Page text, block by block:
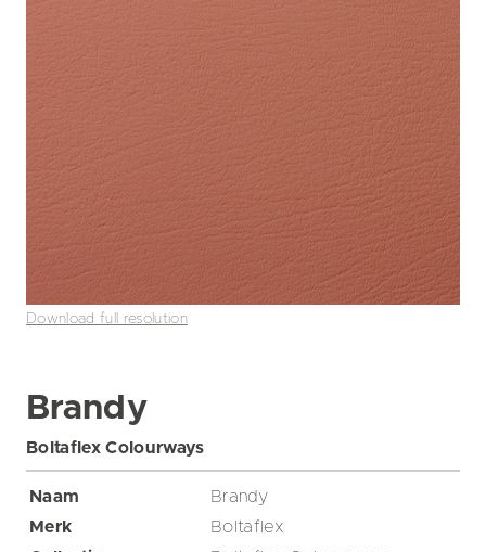
Download full resolution
Brandy
Boltaflex Colourways
Naam
Brandy
Merk
Boltaflex